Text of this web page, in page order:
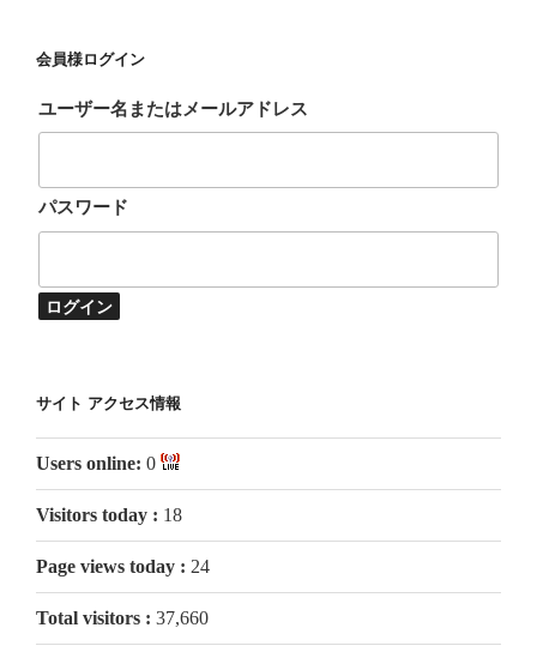
ン
会員様ログイン
ユーザー名またはメールアドレス
パスワード
サイト アクセス情報
Users online: 0
Visitors today : 18
Page views today : 24
Total visitors : 37,660